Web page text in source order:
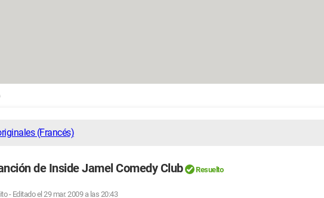
(Francés)
de Inside Jamel Comedy Club Resuelto
- Editado el 29 mar. 2009 a las 20:43